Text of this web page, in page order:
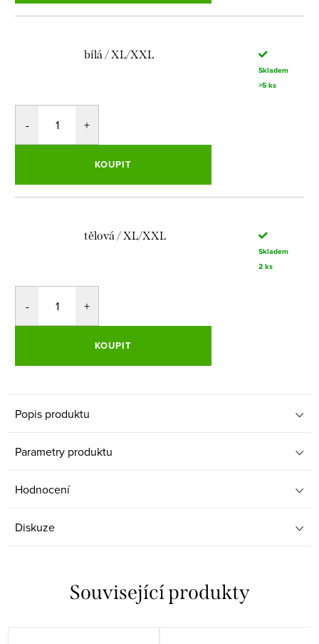
bílá / XL/XXL
Skladem
>5 ks
KOUPIT
tělová / XL/XXL
Skladem
2 ks
KOUPIT
Popis produktu
Parametry produktu
Hodnocení
Diskuze
Související produkty